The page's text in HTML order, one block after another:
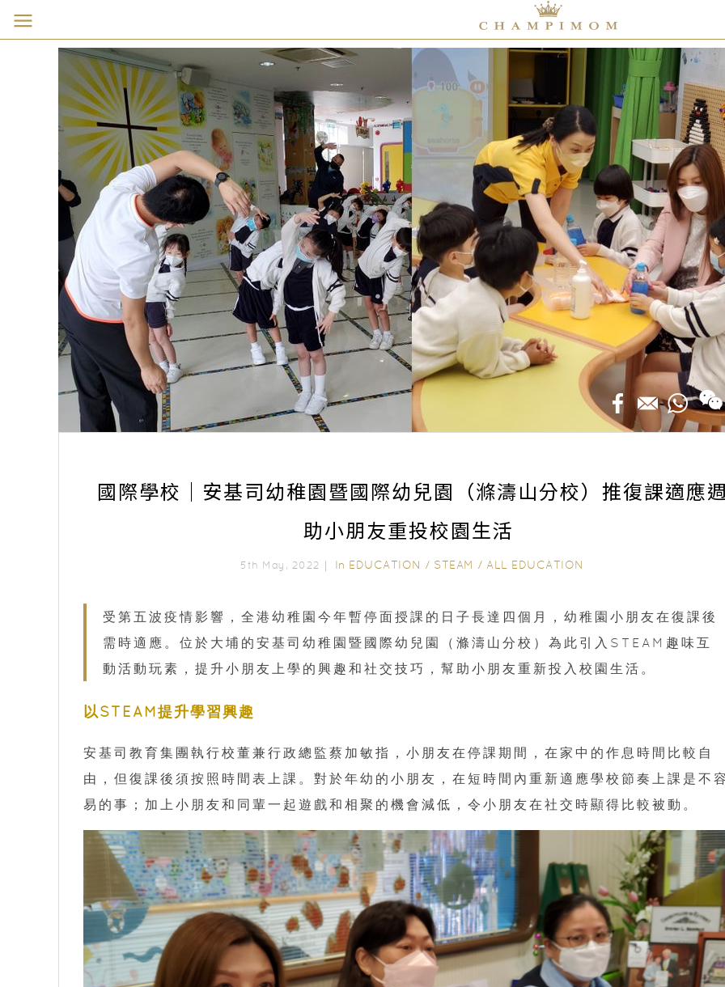
國際學校｜安基司幼稚園暨國際幼兒園（滌濤山分校）推復課適應
助小朋友重投校園生活
5th May, 2022｜ In EDUCATION / STEAM / ALL EDUCATION
受第五波疫情影響，全港幼稚園今年暫停面授課的日子長達四個月，幼稚園小朋友在復課後
需時適應。位於大埔的安基司幼稚園暨國際幼兒園（滌濤山分校）為此引入STEAM趣味互
動活動玩素，提升小朋友上學的興趣和社交技巧，幫助小朋友重新投入校園生活。
以STEAM提升學習興趣
安基司教育集團執行校董兼行政總監蔡加敏指，小朋友在停課期間，在家中的作息時間比較自
由，但復課後須按照時間表上課。對於年幼的小朋友，在短時間內重新適應學校節奏上課是不
易的事；加上小朋友和同輩一起遊戲和相聚的機會減低，令小朋友在社交時顯得比較被動。